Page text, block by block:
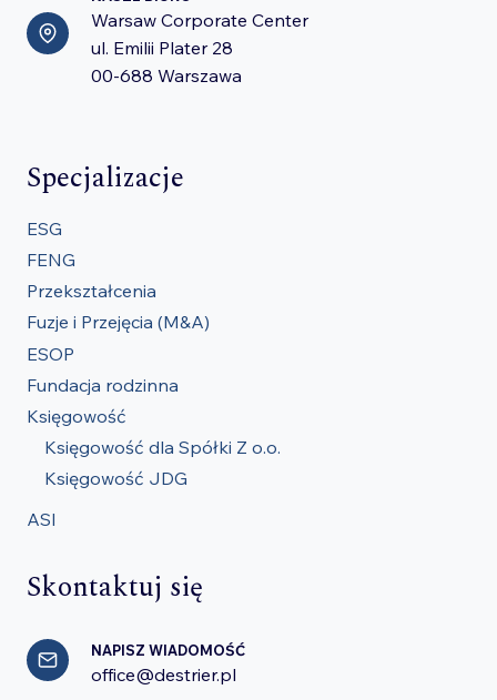
Warsaw Corporate Center
ul. Emilii Plater 28
00-688 Warszawa
Specjalizacje
ESG
FENG
Przekształcenia
Fuzje i Przejęcia (M&A)
ESOP
Fundacja rodzinna
Księgowość
Księgowość dla Spółki Z o.o.
Księgowość JDG
ASI
Skontaktuj się
NAPISZ WIADOMOŚĆ
office@destrier.pl